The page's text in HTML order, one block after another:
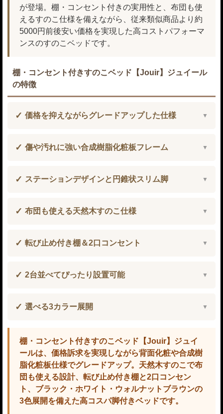
が登場。棚・コンセント付きの実用性と、布団も使
えるすのこ仕様を備えながら、従来類似商品より約
5000円前後安い価格を実現した高コストパフォーマ
ンスのすのこベッドです。
棚・コンセント付きすのこベッド【Jouir】ジュイール
の特徴
価格を抑えながらグレードアップした仕様
傷や汚れに強い合成樹脂化粧板フレーム
ステーションデザインと円錐状スリム脚
布団も使える天然木すのこ仕様
転び止め付き棚＆2口コンセント
2台並べてぴったり設置可能
選べる3カラー展開
棚・コンセント付きすのこベッド【Jouir】ジュイ
ールは、価格訴求を実現しながら背面化粧や合成樹
脂化粧板仕様でグレードアップ。天然木すのこで布
団も使える設計、転び止め付き棚と2口コンセン
ト、ブラック・ホワイト・ウォルナットブラウンの
3色展開を備えた高コスパ脚付きベッドです。